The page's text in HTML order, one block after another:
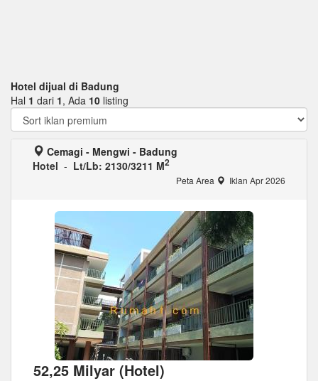
Hotel dijual di Badung
Hal 1 dari 1, Ada 10 listing
Cemagi - Mengwi - Badung
Hotel - Lt/Lb: 2130/3211 M2
Peta Area Iklan Apr 2026
52,25 Milyar (Hotel)